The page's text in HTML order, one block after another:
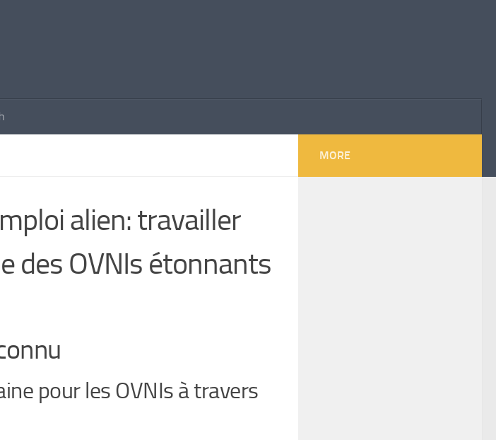
alien: travailler
des OVNIs étonnants
pour les OVNIs à travers
MORE